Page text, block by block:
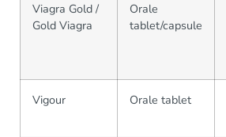
Viagra Gold /
Gold Viagra
Orale
tablet/capsule
Vigour Orale tablet